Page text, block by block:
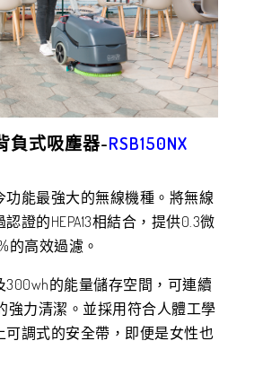
負式吸塵器-RSB150NX
功能最強大的無線機種。將無線
證的HEPA13相結合，提供0.3微
的高效過濾。
300wh的能量儲存空間，可連續
強力清潔。並採用符合人體工學
可調式的安全帶，即便是女性也